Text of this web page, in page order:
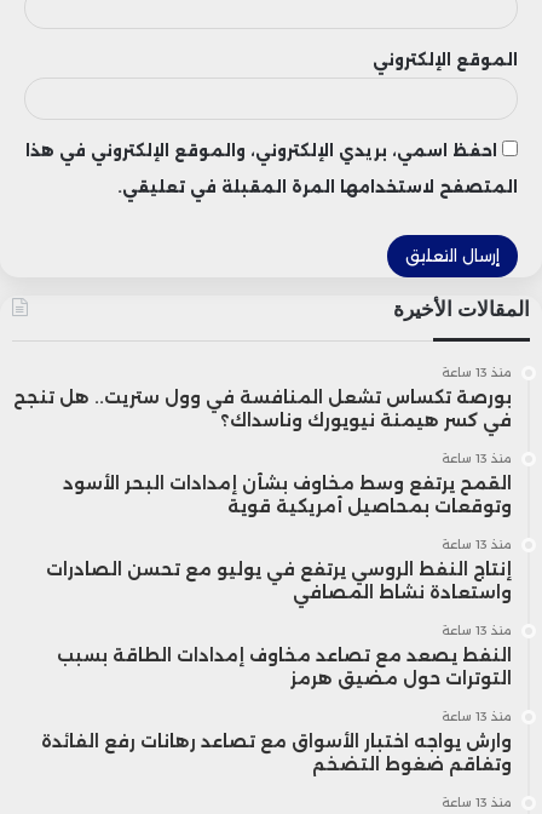
الموقع الإلكتروني
احفظ اسمي، بريدي الإلكتروني، والموقع الإلكتروني في هذا
المتصفح لاستخدامها المرة المقبلة في تعليقي.
المقالات الأخيرة
منذ 13 ساعة
بورصة تكساس تشعل المنافسة في وول ستريت.. هل تنجح
في كسر هيمنة نيويورك وناسداك؟
منذ 13 ساعة
القمح يرتفع وسط مخاوف بشأن إمدادات البحر الأسود
وتوقعات بمحاصيل أمريكية قوية
منذ 13 ساعة
إنتاج النفط الروسي يرتفع في يوليو مع تحسن الصادرات
واستعادة نشاط المصافي
منذ 13 ساعة
النفط يصعد مع تصاعد مخاوف إمدادات الطاقة بسبب
التوترات حول مضيق هرمز
منذ 13 ساعة
وارش يواجه اختبار الأسواق مع تصاعد رهانات رفع الفائدة
وتفاقم ضغوط التضخم
منذ 13 ساعة